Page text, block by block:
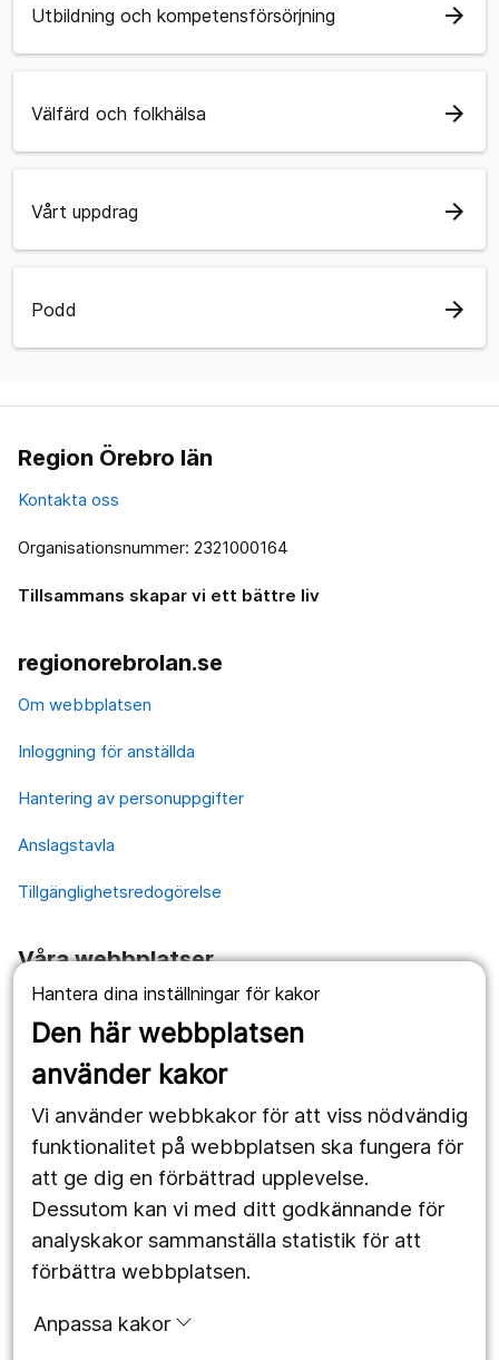
Hantera dina inställningar för kakor
Den här webbplatsen
använder kakor
Vi använder webbkakor för att viss nödvändig
funktionalitet på webbplatsen ska fungera för
att ge dig en förbättrad upplevelse.
Dessutom kan vi med ditt godkännande för
analyskakor sammanställa statistik för att
förbättra webbplatsen.
Anpassa kakor
Utbildning och kompetensförsörjning arrow_forward
Välfärd och folkhälsa arrow_forward
Vårt uppdrag arrow_forward
Podd arrow_forward
Region Örebro län
Kontakta oss
Organisationsnummer: 2321000164
Tillsammans skapar vi ett bättre liv
regionorebrolan.se
Om webbplatsen
Inloggning för anställda
Hantering av personuppgifter
Anslagstavla
Tillgänglighetsredogörelse
Våra webbplatser
1177.se
Länstrafiken
Utveckling
Följ oss
Facebook